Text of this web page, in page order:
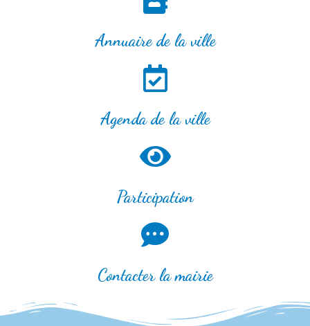
Annuaire de la ville
Agenda de la ville
Participation
Contacter la mairie